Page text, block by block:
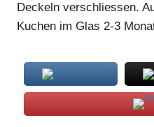
Deckeln verschliessen.
Kuchen im Glas 2-3